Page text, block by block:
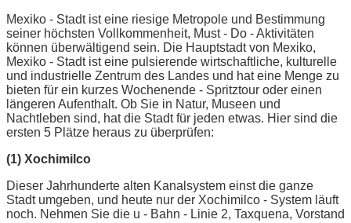
Mexiko - Stadt ist eine riesige Metropole und Bestimmung
seiner höchsten Vollkommenheit, Must - Do - Aktivitäten
können überwältigend sein. Die Hauptstadt von Mexiko,
Mexiko - Stadt ist eine pulsierende wirtschaftliche, kulturelle
und industrielle Zentrum des Landes und hat eine Menge zu
bieten für ein kurzes Wochenende - Spritztour oder einen
längeren Aufenthalt. Ob Sie in Natur, Museen und
Nachtleben sind, hat die Stadt für jeden etwas. Hier sind die
ersten 5 Plätze heraus zu überprüfen:
(1) Xochimilco
Dieser Jahrhunderte alten Kanalsystem einst die ganze
Stadt umgeben, und heute nur der Xochimilco - System läuft
noch. Nehmen Sie die u - Bahn - Linie 2, Taxquena, Vorstand